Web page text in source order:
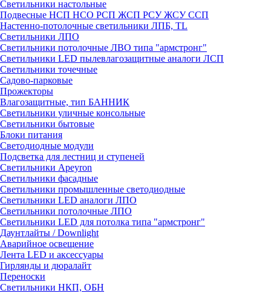
Светильники настольные
Подвесные НСП НСО РСП ЖСП РСУ ЖСУ ССП
Настенно-потолочные светильники ЛПБ, TL
Светильники ЛПО
Светильники потолочные ЛВО типа "армстронг"
Светильники LED пылевлагозащитные аналоги ЛСП
Светильники точечные
Садово-парковые
Прожекторы
Влагозащитные, тип БАННИК
Светильники уличные консольные
Светильники бытовые
Блоки питания
Светодиодные модули
Подсветка для лестниц и ступеней
Светильники Apeyron
Светильники фасадные
Светильники промышленные светодиодные
Светильники LED аналоги ЛПО
Светильники потолочные ЛПО
Светильники LED для потолка типа "армстронг"
Даунтлайты / Downlight
Аварийное освещение
Лента LED и аксессуары
Гирлянды и дюралайт
Переноски
Светильники НКП, ОБН